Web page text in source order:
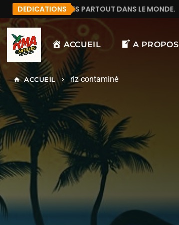
DEDICATIONS
DANS LE MONDE. MANU972
ACCUEIL A PROPOS
home ACCUEIL keyboard_arrow_right riz contaminé